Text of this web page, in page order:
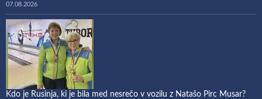
07.08.2026
Kdo je Rusinja, ki je bila med nesrečo v vozilu z Natašo Pirc Musar?